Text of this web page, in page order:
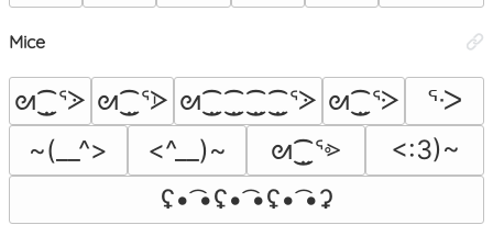
Mice
ᘛ⁐̤ᕐᐷ ᘛ⁐̤ᕐᐶ ᘛ⁐̤⁐̤⁐̤⁐̤ᕐᐷ ᘛ⁐̤ᕐᑀ
ᕐᑀ
~(__^>
<^__)~ ᘛ⁐̤ᕐ⩺
<:3)~
ʢ• ͡•ʢ• ͡•ʢ• ͡•ʡ